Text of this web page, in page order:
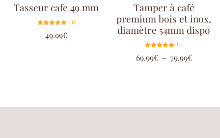
Tasseur cafe 49 mm
5.00
sur 5
(1)
49.99€
Tamper à café
premium bois et inox,
diamètre 54mm dispo
5.00
sur 5
(1)
69.99€ – 79.99€